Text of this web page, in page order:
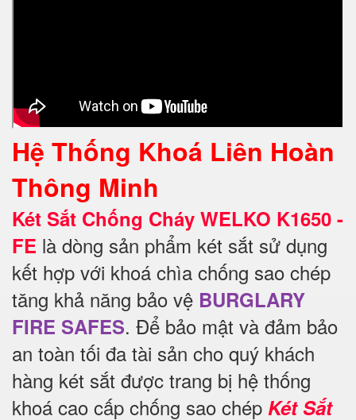
Hệ Thống Khoá Liên Hoàn
Thông Minh
Két Sắt Chống Cháy WELKO K1650 -
FE là dòng sản phẩm két sắt sử dụng
kết hợp với khoá chìa chống sao chép
tăng khả năng bảo vệ BURGLARY
FIRE SAFES. Để bảo mật và đảm bảo
an toàn tối đa tài sản cho quý khách
hàng két sắt được trang bị hệ thống
khoá cao cấp chống sao chép Két Sắt